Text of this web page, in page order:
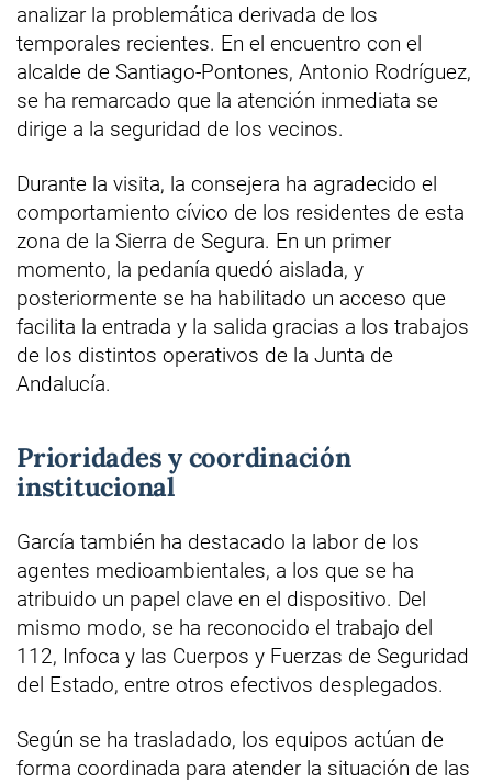
analizar la problemática derivada de los
temporales recientes. En el encuentro con el
alcalde de Santiago-Pontones, Antonio Rodríguez,
se ha remarcado que la atención inmediata se
dirige a la seguridad de los vecinos.
Durante la visita, la consejera ha agradecido el
comportamiento cívico de los residentes de esta
zona de la Sierra de Segura. En un primer
momento, la pedanía quedó aislada, y
posteriormente se ha habilitado un acceso que
facilita la entrada y la salida gracias a los trabajos
de los distintos operativos de la Junta de
Andalucía.
Prioridades y coordinación
institucional
García también ha destacado la labor de los
agentes medioambientales, a los que se ha
atribuido un papel clave en el dispositivo. Del
mismo modo, se ha reconocido el trabajo del
112, Infoca y las Cuerpos y Fuerzas de Seguridad
del Estado, entre otros efectivos desplegados.
Según se ha trasladado, los equipos actúan de
forma coordinada para atender la situación de las